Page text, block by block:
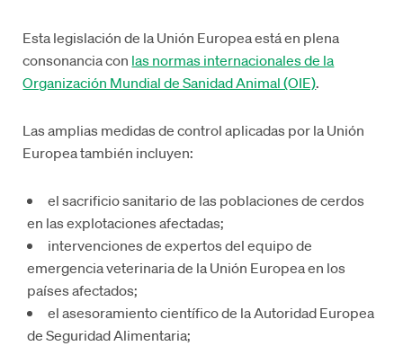
Esta legislación de la Unión Europea está en plena
consonancia con las normas internacionales de la
Organización Mundial de Sanidad Animal (OIE).
Las amplias medidas de control aplicadas por la Unión
Europea también incluyen:
el sacrificio sanitario de las poblaciones de cerdos
en las explotaciones afectadas;
intervenciones de expertos del equipo de
emergencia veterinaria de la Unión Europea en los
países afectados;
el asesoramiento científico de la Autoridad Europea
de Seguridad Alimentaria;